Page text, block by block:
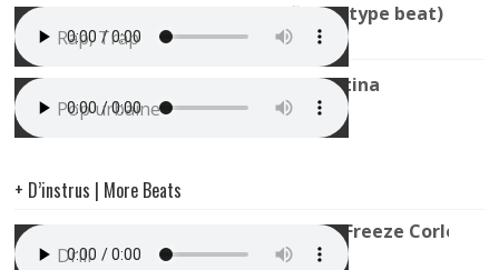
Instru Trap Sombre (La Rvfleuze type beat) |
Rap, Trap
Instru Zumba / Pop Urbaine | Latina
Pop urbaine
+ D’instrus | More Beats
Instru Drill Type Saamou Skuu x Freeze
Drill